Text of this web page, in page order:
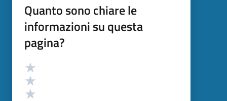
Quanto sono chiare le
informazioni su questa
pagina?
Valutazione